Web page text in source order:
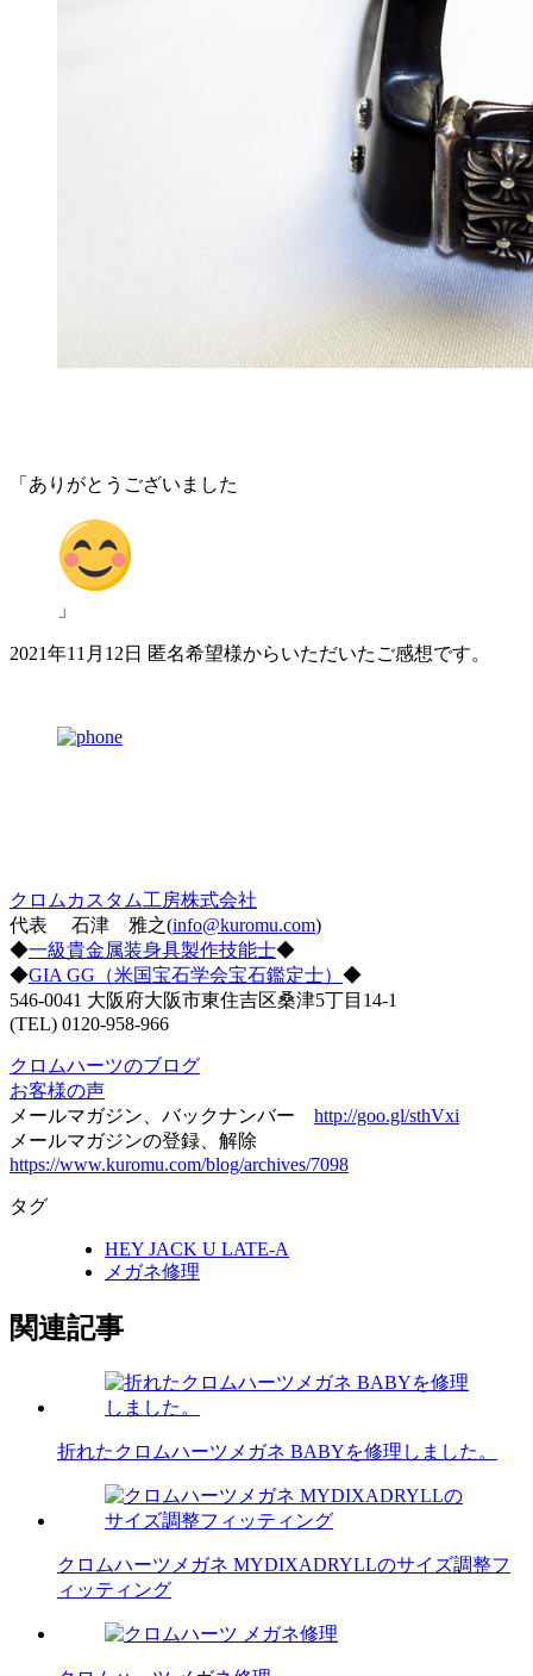
「ありがとうございました
」
2021年11月12日 匿名希望様からいただいたご感想です。
クロムカスタム工房株式会社
代表 石津 雅之(info@kuromu.com)
◆一級貴金属装身具製作技能士◆
◆GIA GG（米国宝石学会宝石鑑定士） ◆
546-0041 大阪府大阪市東住吉区桑津5丁目14-1
(TEL) 0120-958-966
クロムハーツのブログ
お客様の声
メールマガジン、バックナンバー http://goo.gl/sthVxi
メールマガジンの登録、解除
https://www.kuromu.com/blog/archives/7098
タグ
HEY JACK U LATE-A
メガネ修理
関連記事
折れたクロムハーツメガネ BABYを修理しました。
クロムハーツメガネ MYDIXADRYLLのサイズ調整フ
ィッティング